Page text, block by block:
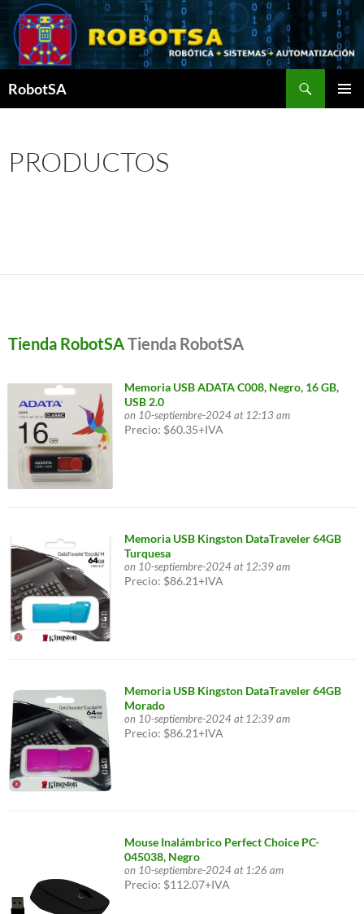
Saltar
contenido
RobotSA
PRODUCTOS
Tienda RobotSATienda RobotSA
Memoria USB ADATA C008, Negro, 16 GB,
USB 2.0
on 10-septiembre-2024 at 12:13 am
Precio: $60.35+IVA
Memoria USB Kingston DataTraveler 64GB
Turquesa
on 10-septiembre-2024 at 12:39 am
Precio: $86.21+IVA
Memoria USB Kingston DataTraveler 64GB
Morado
on 10-septiembre-2024 at 12:39 am
Precio: $86.21+IVA
Mouse Inalámbrico Perfect Choice PC-
045038, Negro
on 10-septiembre-2024 at 1:26 am
Precio: $112.07+IVA